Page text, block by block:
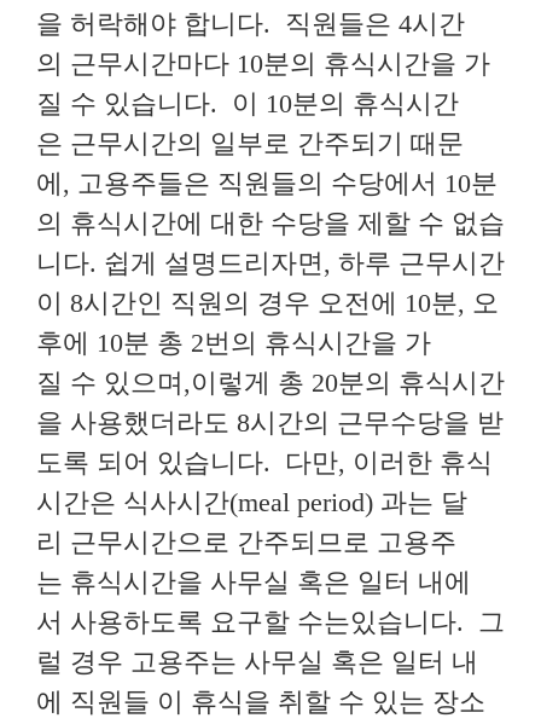
을 허락해야 합니다. 직원들은 4시간
의 근무시간마다 10분의 휴식시간을 가
질 수 있습니다. 이 10분의 휴식시간
은 근무시간의 일부로 간주되기 때문
에, 고용주들은 직원들의 수당에서 10분
의 휴식시간에 대한 수당을 제할 수 없습
니다. 쉽게 설명드리자면, 하루 근무시간
이 8시간인 직원의 경우 오전에 10분, 오
후에 10분 총 2번의 휴식시간을 가
질 수 있으며,이렇게 총 20분의 휴식시간
을 사용했더라도 8시간의 근무수당을 받
도록 되어 있습니다. 다만, 이러한 휴식
시간은 식사시간(meal period) 과는 달
리 근무시간으로 간주되므로 고용주
는 휴식시간을 사무실 혹은 일터 내에
서 사용하도록 요구할 수는있습니다. 그
럴 경우 고용주는 사무실 혹은 일터 내
에 직원들 이 휴식을 취할 수 있는 장소